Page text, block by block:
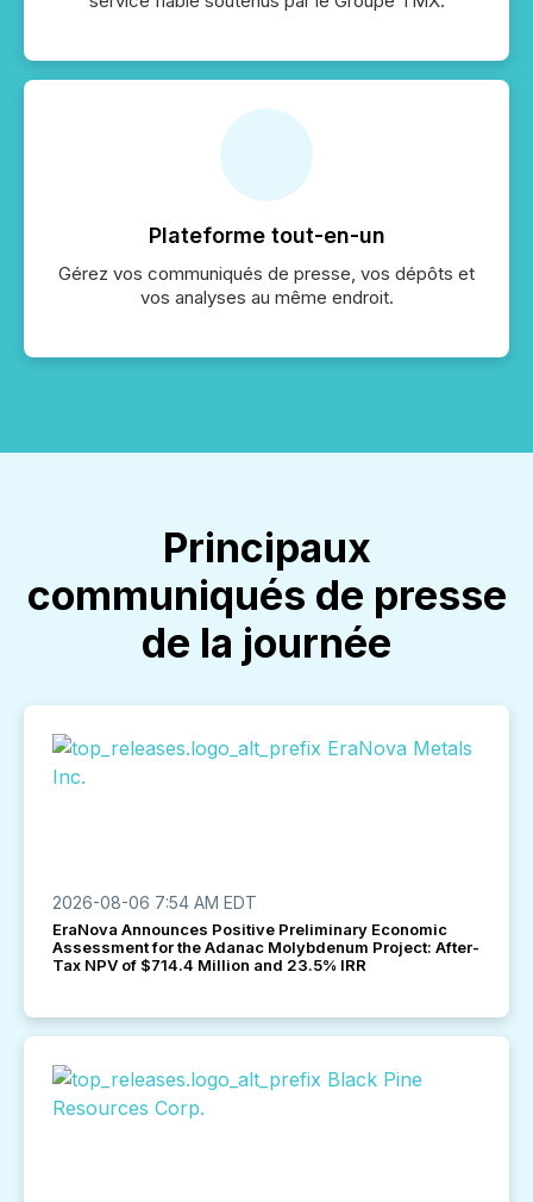
Plateforme tout-en-un
Gérez vos communiqués de presse, vos dépôts et
vos analyses au même endroit.
Principaux
communiqués de presse
de la journée
2026-08-06 7:54 AM EDT
EraNova Announces Positive Preliminary Economic
Assessment for the Adanac Molybdenum Project: After-
Tax NPV of $714.4 Million and 23.5% IRR